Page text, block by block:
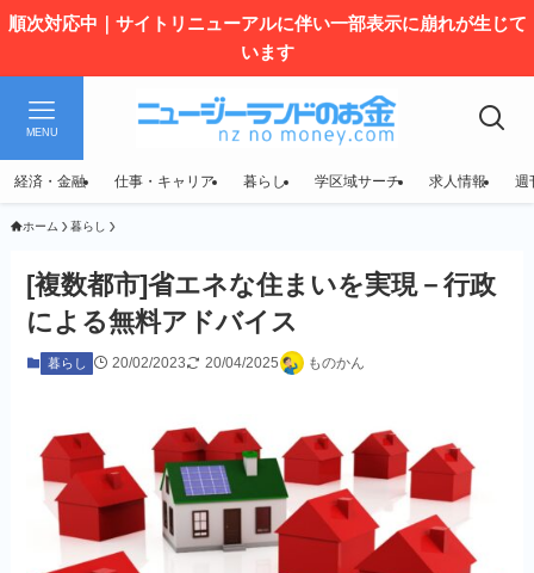
順次対応中｜サイトリニューアルに伴い一部表示に崩れが生じて
います
MENU
経済・金融 仕事・キャリア 暮らし 学区域サーチ 求人情報 週
ホーム 暮らし
[複数都市]省エネな住まいを実現－行政
による無料アドバイス
暮らし 20/02/2023 20/04/2025 ものかん